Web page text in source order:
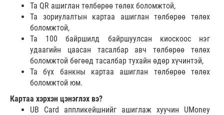
Та QR ашиглан төлбөрөө төлөх боломжтой,
Та зориулалтын картаа ашиглан төлбөрөө төлөх
боломжтой,
Та 100 байршилд байршуулсан киоскоос нэг
удаагийн цаасан тасалбар авч төлбөрөө төлөх
боломжтой бөгөөд тасалбар тухайн өдөр хүчинтэй,
Та бүх банкны картаа ашиглан төлбөрөө төлөх
боломжтой юм.
Картаа хэрхэн цэнэглэх вэ?
UB Card аппликейшнийг ашиглаж хуучин UMoney